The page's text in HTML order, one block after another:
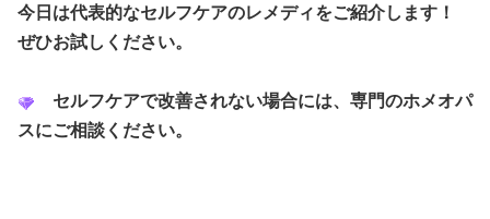
今日は代表的なセルフケアのレメディをご紹介します！
ぜひお試しください。
セルフケアで改善されない場合には、専門のホメオパ
スにご相談ください。